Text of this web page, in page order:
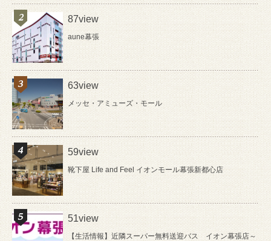
87view
aune幕張
63view
メッセ・アミューズ・モール
59view
靴下屋 Life and Feel イオンモール幕張新都心店
51view
【生活情報】近隣スーパー無料送迎バス イオン幕張店～